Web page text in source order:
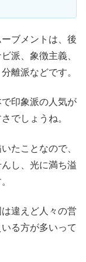
ブメントは、後
派、象徴主義、
離派などです。
印象派の人気が
でしょうね。
たことなので、
し、光に満ち溢
違えど人々の営
る方が多いって